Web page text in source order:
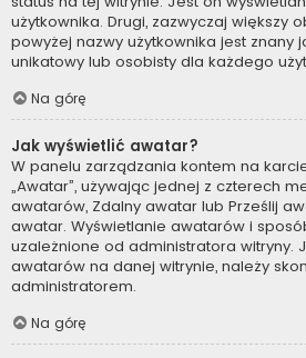
użytkownika. Drugi, zazwyczaj większy
powyżej nazwy użytkownika jest znany
unikatowy lub osobisty dla każdego
Na górę
Jak wyświetlić awatar?
W panelu zarządzania kontem na
„Awatar”, używając jednej z czterech
awatarów, Zdalny awatar lub Prześlij
awatar. Wyświetlanie awatarów i
uzależnione od administratora witryny.
awatarów na danej witrynie, należy
administratorem.
Na górę